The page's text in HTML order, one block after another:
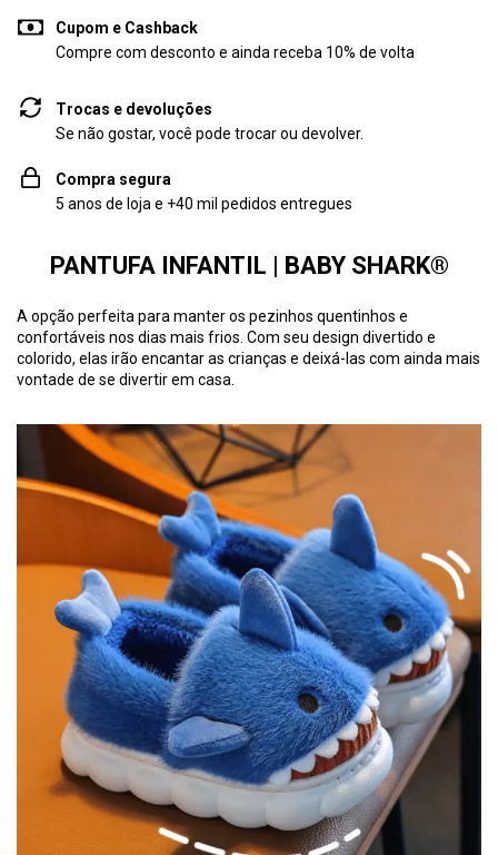
Cupom e Cashback
Compre com desconto e ainda receba 10% de volta
Trocas e devoluções
Se não gostar, você pode trocar ou devolver.
Compra segura
5 anos de loja e +40 mil pedidos entregues
PANTUFA INFANTIL | BABY SHARK®
A opção perfeita para manter os pezinhos quentinhos e
confortáveis nos dias mais frios. Com seu design divertido e
colorido, elas irão encantar as crianças e deixá-las com ainda mais
vontade de se divertir em casa.